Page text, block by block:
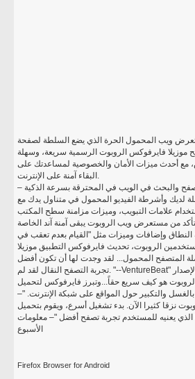
ويب المحمول الحرة الذي يضع السلطة لصفحة
فايرفوكس الروبوت الرسمية سريعة، وسهلة
مع أحدث ميزات الأمان والخصوصية لمساعدتك على
البقاء آمنة على الإنترنت.
والبحث في الويب في المحترقة بسرعة الذكية –
لديك وأشرطة الفيديو المحمول في متناول يدك مع
علامات التبويب، وميزات مزامنة سطح المكتب
من مستعرض ويب الروبوت يبقى آمنة آند الخاصة
النطاق وإضافات وميزات مثل "القيام بعدم تعقب في
الروبوت، تحديث فايرفوكس التطبيق موزيلا
المتصفح المحمول... لقد وجدت لها أن تكون أفضل
تجربة التصفح النقال لقد لم. "--VentureBeat" أول شيء ستلاحظ حول الإصدار
هو كيف سريع حقاً...وتبرز فايرفوكس لتحميل
والتكبير حول المواقع على شبكة الإنترنت. "–
نزقا كثيرا الآن. بدء تشغيل أسرع، ويقوم بتحميل
يعنيه للمستخدم تجربة تصفح أفضل "– معلومات
الأسبوع
Firefox Browser for Android